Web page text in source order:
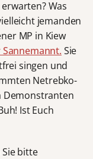
Was
jemanden
MP in Kiew
Sie
singen und
Netrebko-
Demonstranten
Ist Euch
bitte